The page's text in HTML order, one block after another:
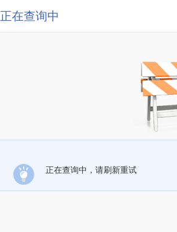
正在查询中
正在查询中，请刷新重试